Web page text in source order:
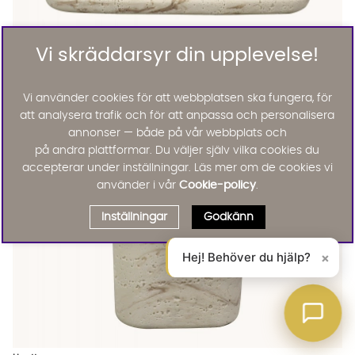
LINETT Fat Beige
395 :-
Vi skräddarsyr din upplevelse!
Vi använder cookies för att webbplatsen ska fungera, för
att analysera trafik och för att anpassa och personalisera
annonser — både på vår webbplats och
på andra plattformar. Du väljer själv vilka cookies du
accepterar under inställningar. Läs mer om de cookies vi
använder i vår Cookie-policy.
Inställningar Godkänn
Hej! Behöver du hjälp? ×